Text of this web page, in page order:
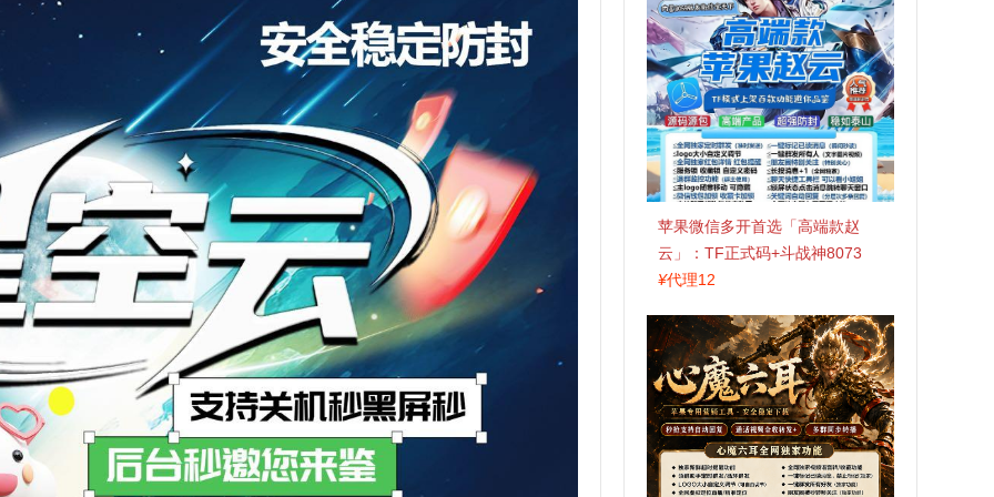
苹果微信多开首选「高端款赵
云」：TF正式码+斗战神8073
包，7天退换认准拍拍卡激活码
¥代理12